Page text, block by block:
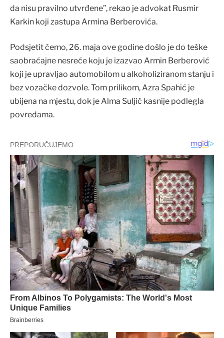
da nisu pravilno utvrđene”, rekao je advokat Rusmir
Karkin koji zastupa Armina Berberovića.
Podsjetit ćemo, 26. maja ove godine došlo je do teške
saobraćajne nesreće koju je izazvao Armin Berberović
koji je upravljao automobilom u alkoholiziranom stanju i
bez vozačke dozvole. Tom prilikom, Azra Spahić je
ubijena na mjestu, dok je Alma Suljić kasnije podlegla
povredama.